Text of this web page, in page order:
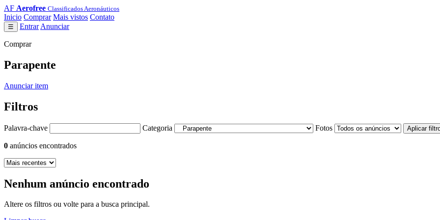
AF Aerofree Classificados Aeronáuticos
Inicio Comprar Mais vistos Contato
☰ Entrar Anunciar
Comprar
Parapente
Anunciar item
Filtros
Palavra-chave Categoria Fotos Aplicar
0 anúncios encontrados
Nenhum anúncio encontrado
Altere os filtros ou volte para a busca principal.